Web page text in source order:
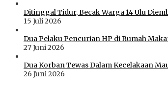
Ditinggal Tidur, Becak Warga 14 Ulu
15 Juli 2026
Dua Pelaku Pencurian HP di Rumah
27 Juni 2026
Dua Korban Tewas Dalam Kecelakaan
26 Juni 2026